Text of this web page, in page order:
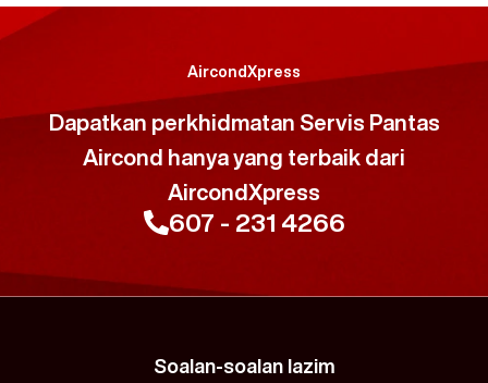
AircondXpress
Dapatkan perkhidmatan Servis Pantas
Aircond hanya yang terbaik dari
AircondXpress
607 - 231 4266
Soalan-soalan lazim